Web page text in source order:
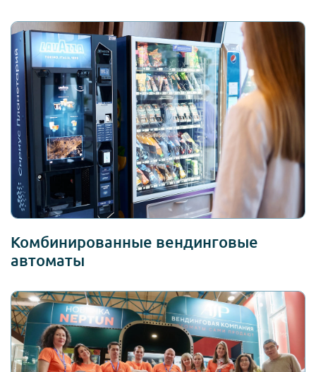
Комбинированные вендинговые
автоматы